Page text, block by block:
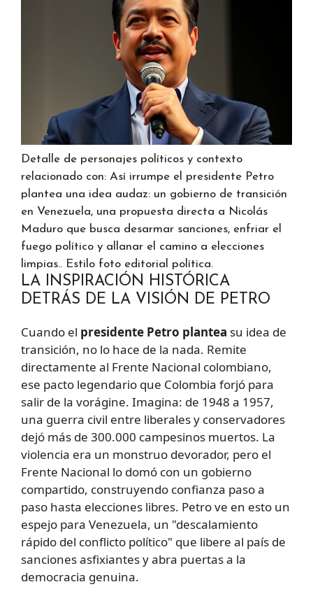
Detalle de personajes políticos y contexto
relacionado con: Así irrumpe el presidente Petro
plantea una idea audaz: un gobierno de transición
en Venezuela, una propuesta directa a Nicolás
Maduro que busca desarmar sanciones, enfriar el
fuego político y allanar el camino a elecciones
limpias.. Estilo foto editorial política.
LA INSPIRACIÓN HISTÓRICA
DETRÁS DE LA VISIÓN DE PETRO
Cuando el presidente Petro plantea su idea de
transición, no lo hace de la nada. Remite
directamente al Frente Nacional colombiano,
ese pacto legendario que Colombia forjó para
salir de la vorágine. Imagina: de 1948 a 1957,
una guerra civil entre liberales y conservadores
dejó más de 300.000 campesinos muertos. La
violencia era un monstruo devorador, pero el
Frente Nacional lo domó con un gobierno
compartido, construyendo confianza paso a
paso hasta elecciones libres. Petro ve en esto un
espejo para Venezuela, un "descalamiento
rápido del conflicto político" que libere al país de
sanciones asfixiantes y abra puertas a la
democracia genuina.